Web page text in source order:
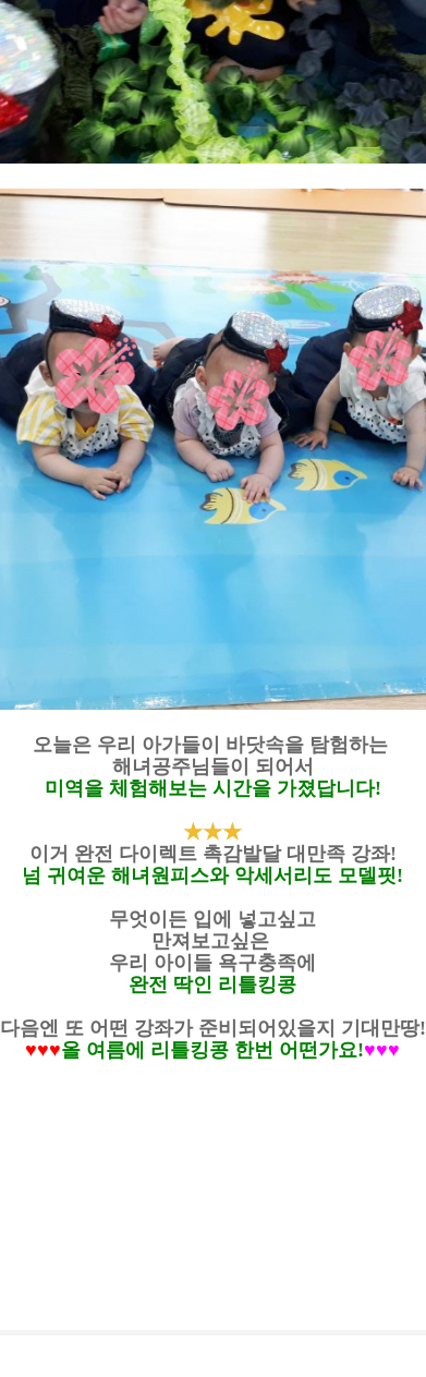
오늘은 우리 아가들이 바닷속을 탐험하는
해녀공주님들이 되어서
미역을 체험해보는 시간을 가졌답니다!
★★★
이거 완전 다이렉트 촉감발달 대만족 강좌!
넘 귀여운 해녀원피스와 악세서리도 모델핏!
무엇이든 입에 넣고싶고
만져보고싶은
우리 아이들 욕구충족에
완전 딱인 리틀킹콩
다음엔 또 어떤 강좌가 준비되어있을지 기대만땅!
♥♥♥올 여름에 리틀킹콩 한번 어떤가요!♥♥♥